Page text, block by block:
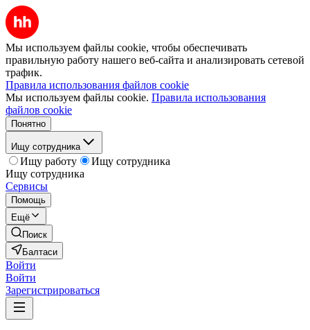
Мы используем файлы cookie, чтобы обеспечивать
правильную работу нашего веб-сайта и анализировать сетевой
трафик.
Правила использования файлов cookie
Мы используем файлы cookie. Правила использования
файлов cookie
Понятно
Ищу сотрудника
Ищу работу
Ищу сотрудника
Ищу сотрудника
Сервисы
Помощь
Ещё
Поиск
Балтаси
Войти
Войти
Зарегистрироваться